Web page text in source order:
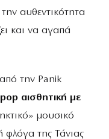
αυθεντικότητα
και να αγαπά
την Panik
αισθητική με
μουσικό
φλόγα της Τάνιας